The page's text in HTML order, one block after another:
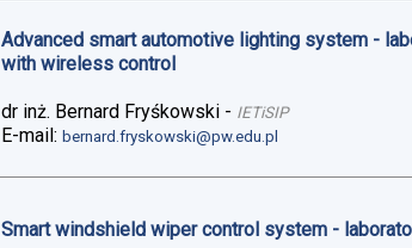
Advanced smart automotive lighting system -
with wireless control
dr inż. Bernard Fryśkowski - IETiSIP
E-mail:bernard.fryskowski@pw.edu.pl
Smart windshield wiper control system -